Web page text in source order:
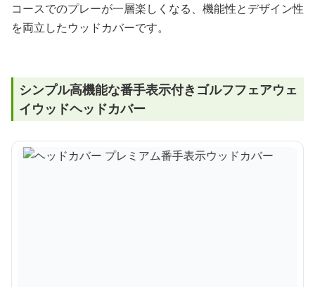
コースでのプレーが一層楽しくなる、機能性とデザイン性
を両立したウッドカバーです。
シンプル高機能な番手表示付きゴルフフェアウェ
イウッドヘッドカバー